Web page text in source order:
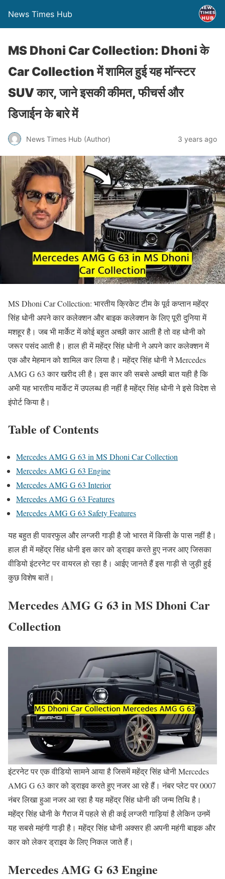
News Times Hub
MS Dhoni Car Collection: Dhoni के
Car Collection में शामिल हुई यह मॉन्स्टर
SUV कार, जाने इसकी कीमत, फीचर्स और
डिजाईन के बारे में
News Times Hub (Author) 3 years ago
MS Dhoni Car Collection: भारतीय क्रिकेट टीम के पूर्व कप्तान महेंद्र
सिंह धोनी अपने कार कलेक्शन और बाइक कलेक्शन के लिए पूरी दुनिया में
मशहूर है। जब भी मार्केट में कोई बहुत अच्छी कार आती है तो वह धोनी को
जरूर पसंद आती है। हाल ही में महेंद्र सिंह धोनी ने अपने कार कलेक्शन में
एक और मेहमान को शामिल कर लिया है। महेंद्र सिंह धोनी ने Mercedes
AMG G 63 कार खरीद ली है। इस कार की सबसे अच्छी बात यही है कि
अभी यह भारतीय मार्केट में उपलब्ध ही नहीं है महेंद्र सिंह धोनी ने इसे विदेश से
इंपोर्ट किया है।
Table of Contents
Mercedes AMG G 63 in MS Dhoni Car Collection
Mercedes AMG G 63 Engine
Mercedes AMG G 63 Interior
Mercedes AMG G 63 Features
Mercedes AMG G 63 Safety Features
यह बहुत ही पावरफुल और लग्जरी गाड़ी है जो भारत में किसी के पास नहीं है।
हाल ही में महेंद्र सिंह धोनी इस कार को ड्राइव करते हुए नजर आए जिसका
वीडियो इंटरनेट पर वायरल हो रहा है। आईए जानते हैं इस गाड़ी से जुड़ी हुई
कुछ विशेष बातें।
Mercedes AMG G 63 in MS Dhoni Car
Collection
इंटरनेट पर एक वीडियो सामने आया है जिसमें महेंद्र सिंह धोनी Mercedes
AMG G 63 कार को ड्राइव करते हुए नजर आ रहे हैं। नंबर प्लेट पर 0007
नंबर लिखा हुआ नजर आ रहा है यह महेंद्र सिंह धोनी की जन्म तिथि है।
महेंद्र सिंह धोनी के गैराज में पहले से ही कई लग्जरी गाड़ियां है लेकिन उनमें
यह सबसे महंगी गाड़ी है। महेंद्र सिंह धोनी अक्सर ही अपनी महंगी बाइक और
कार को लेकर ड्राइव के लिए निकल जाते हैं।
Mercedes AMG G 63 Engine